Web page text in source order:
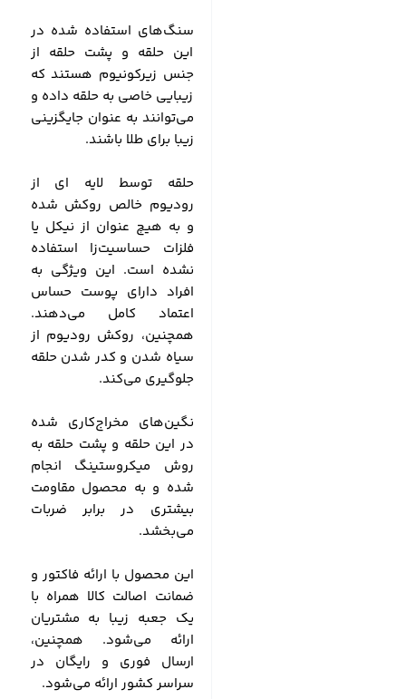
سنگ‌های استفاده شده در
این حلقه و پشت حلقه از
جنس زیرکونیوم هستند که
زیبایی خاصی به حلقه داده و
می‌توانند به عنوان جایگزینی
زیبا برای طلا باشند.
حلقه توسط لایه ای از
رودیوم خالص روکش شده
و به هیچ عنوان از نیکل یا
فلزات حساسیت‌زا استفاده
نشده است. این ویژگی‌ به
افراد دارای پوست حساس
اعتماد کامل می‌دهند.
همچنین، روکش رودیوم از
سیاه شدن و کدر شدن حلقه
جلوگیری می‌کند.
نگین‌های مخراج‌کاری شده
در این حلقه و پشت حلقه به
روش میکروستینگ انجام
شده و به محصول مقاومت
بیشتری در برابر ضربات
می‌بخشد.
این محصول با ارائه فاکتور و
ضمانت اصالت کالا همراه با
یک جعبه زیبا به مشتریان
ارائه می‌شود. همچنین،
ارسال فوری و رایگان در
سراسر کشور ارائه می‌شود.